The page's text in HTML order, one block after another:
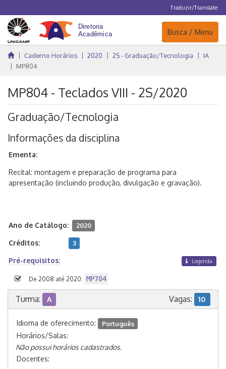
Traduzir/Translate
Navegação
Busca / Menu
Caderno Horários 2020 2S - Graduação/Tecnologia
IA
MP804
MP804 - Teclados VIII - 2S/2020
Graduação/Tecnologia
Informações da disciplina
Ementa:
Recital: montagem e preparação de programa para
apresentação (incluindo produção, divulgação e gravação).
Ano de Catálogo: 2020
Créditos: 3
Pré-requisitos: Legenda
De 2008 até 2020: MP704
Turma: A Vagas: 10
Idioma de oferecimento: Português
Horários/Salas:
Não possui horários cadastrados.
Docentes: